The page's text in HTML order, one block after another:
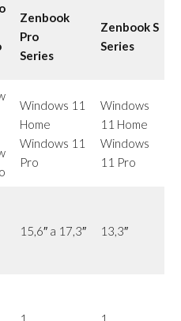
Zenbook
Pro
Series
Zenbook S
Series
Windows 11
Home
Windows 11
Pro
Windows
11 Home
Windows
11 Pro
15,6″ a 17,3″ 13,3″